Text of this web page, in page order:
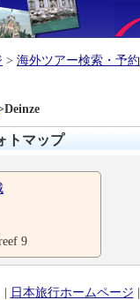
> 海外ツアー検索・予約
Deinze
トマップ
9
| 日本旅行ホームページ |